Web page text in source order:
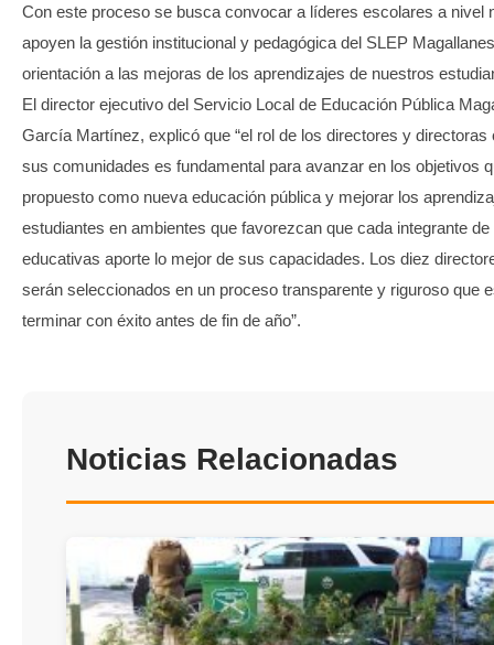
Con este proceso se busca convocar a líderes escolares a nivel
apoyen la gestión institucional y pedagógica del SLEP
orientación a las mejoras de los aprendizajes de nuestros
El director ejecutivo del Servicio Local de Educación Pública
García Martínez, explicó que “el rol de los directores y
sus comunidades es fundamental para avanzar en los objetivos
propuesto como nueva educación pública y mejorar los
estudiantes en ambientes que favorezcan que cada integrante
educativas aporte lo mejor de sus capacidades. Los diez
serán seleccionados en un proceso transparente y riguroso que
terminar con éxito antes de fin de año”.
Noticias Relacionadas